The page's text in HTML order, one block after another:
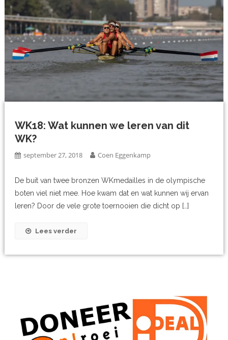
WK18: Wat kunnen we leren van dit
WK?
september 27, 2018 Coen Eggenkamp
De buit van twee bronzen WKmedailles in de olympische
boten viel niet mee. Hoe kwam dat en wat kunnen wij ervan
leren? Door de vele grote toernooien die dicht op […]
Lees verder